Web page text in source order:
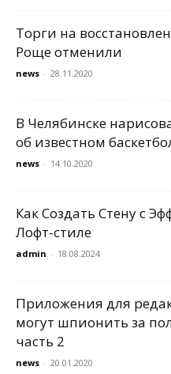
Торги на
Роще отменили
news - 28.11.2020
В Челябинске
об известном
news - 14.10.2020
Как Создать Стену с
Лофт-стиле
admin - 18.08.2024
Приложения для
могут шпионить за
часть 2
news - 20.01.2020